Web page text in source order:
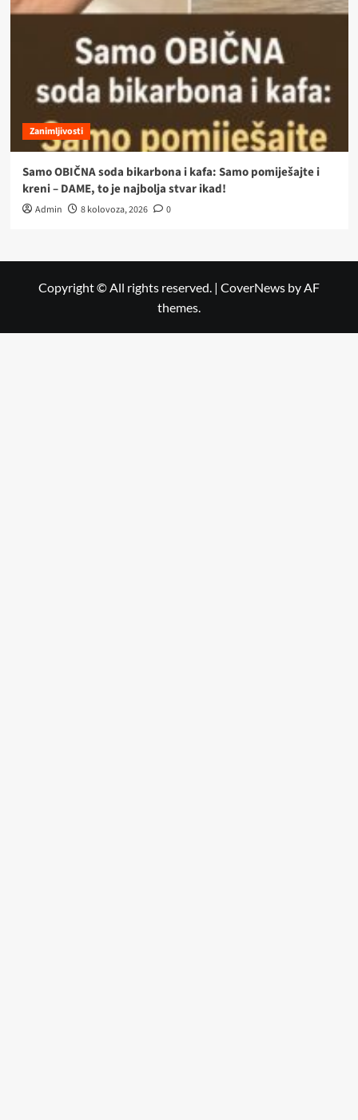
Zanimljivosti
Samo OBIČNA soda bikarbona i kafa: Samo pomiješajte i
kreni – DAME, to je najbolja stvar ikad!
Admin 8 kolovoza, 2026 0
Copyright © All rights reserved. | CoverNews by AF
themes.